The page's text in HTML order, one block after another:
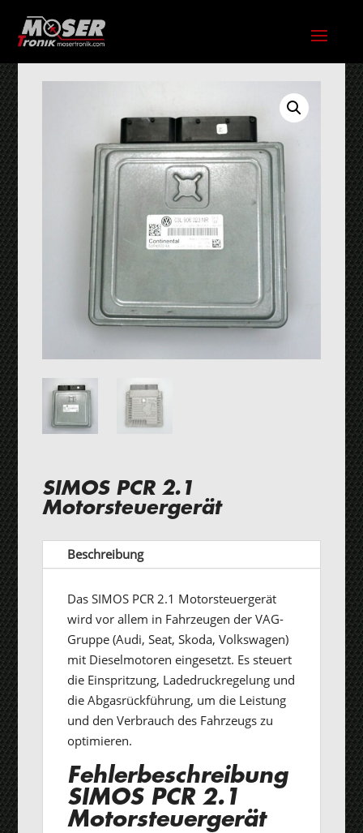
SIMOS PCR 2.1
Motorsteuergerät
Beschreibung
Das SIMOS PCR 2.1 Motorsteuergerät
wird vor allem in Fahrzeugen der VAG-
Gruppe (Audi, Seat, Skoda, Volkswagen)
mit Dieselmotoren eingesetzt. Es steuert
die Einspritzung, Ladedruckregelung und
die Abgasrückführung, um die Leistung
und den Verbrauch des Fahrzeugs zu
optimieren.
Fehlerbeschreibung
SIMOS PCR 2.1
Motorsteuergerät